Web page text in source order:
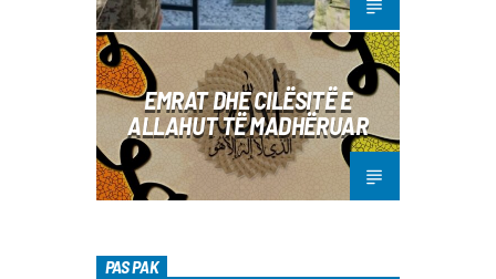
EMRAT DHE CILËSITË E
ALLAHUT TË MADHËRUAR
PAS PAK